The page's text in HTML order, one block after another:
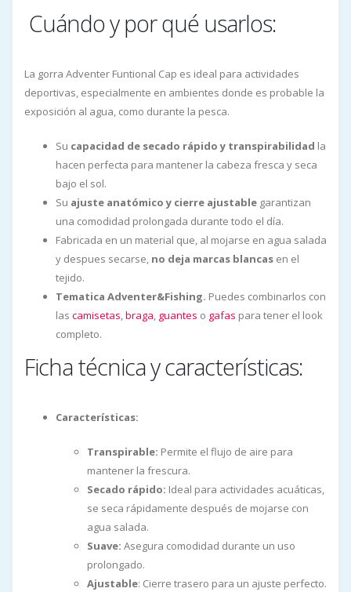
Cuándo y por qué usarlos:
La gorra Adventer Funtional Cap es ideal para actividades
deportivas, especialmente en ambientes donde es probable la
exposición al agua, como durante la pesca.
Su capacidad de secado rápido y transpirabilidad la
hacen perfecta para mantener la cabeza fresca y seca
bajo el sol.
Su ajuste anatómico y cierre ajustable garantizan
una comodidad prolongada durante todo el día.
Fabricada en un material que, al mojarse en agua salada
y despues secarse, no deja marcas blancas en el
tejido.
Tematica Adventer&Fishing. Puedes combinarlos con
las camisetas,braga, guantes o gafas para tener el look
completo.
Ficha técnica y características:
Características:
Transpirable: Permite el flujo de aire para
mantener la frescura.
Secado rápido: Ideal para actividades acuáticas,
se seca rápidamente después de mojarse con
agua salada.
Suave: Asegura comodidad durante un uso
prolongado.
Ajustable: Cierre trasero para un ajuste perfecto.